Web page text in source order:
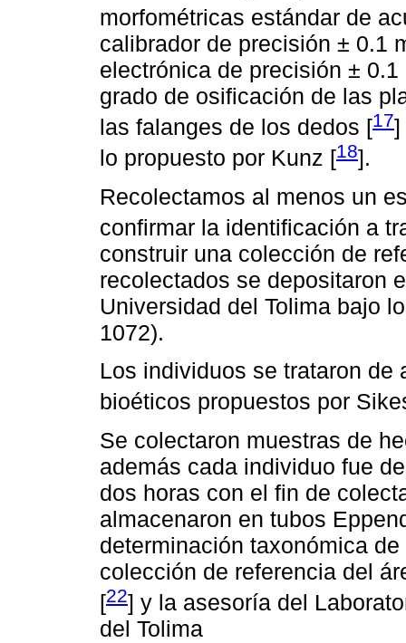
morfométricas estándar de
calibrador de precisión ± 0.1
electrónica de precisión ±
grado de osificación de las
las falanges de los dedos [17]
lo propuesto por Kunz [18].
Recolectamos al menos un
confirmar la identificación a
construir una colección de
recolectados se depositaron
Universidad del Tolima bajo
1072).
Los individuos se trataron de
bioéticos propuestos por
Se colectaron muestras de
además cada individuo fue
dos horas con el fin de
almacenaron en tubos
determinación taxonómica
colección de referencia del
[22] y la asesoría del
del Tolima